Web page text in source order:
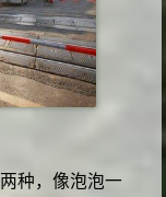
种，像泡泡一